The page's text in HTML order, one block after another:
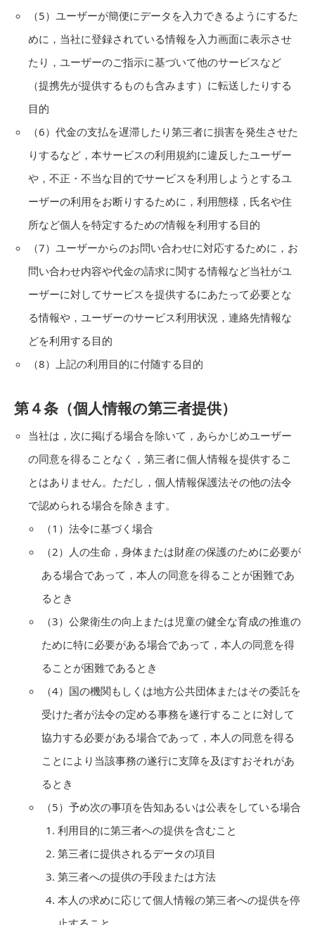
（5）ユーザーが簡便にデータを入力できるようにするた
めに，当社に登録されている情報を入力画面に表示させ
たり，ユーザーのご指示に基づいて他のサービスなど
（提携先が提供するものも含みます）に転送したりする
目的
（6）代金の支払を遅滞したり第三者に損害を発生させた
りするなど，本サービスの利用規約に違反したユーザー
や，不正・不当な目的でサービスを利用しようとするユ
ーザーの利用をお断りするために，利用態様，氏名や住
所など個人を特定するための情報を利用する目的
（7）ユーザーからのお問い合わせに対応するために，お
問い合わせ内容や代金の請求に関する情報など当社がユ
ーザーに対してサービスを提供するにあたって必要とな
る情報や，ユーザーのサービス利用状況，連絡先情報な
どを利用する目的
（8）上記の利用目的に付随する目的
第４条（個人情報の第三者提供）
当社は，次に掲げる場合を除いて，あらかじめユーザー
の同意を得ることなく，第三者に個人情報を提供するこ
とはありません。ただし，個人情報保護法その他の法令
で認められる場合を除きます。
（1）法令に基づく場合
（2）人の生命，身体または財産の保護のために必要が
ある場合であって，本人の同意を得ることが困難であ
るとき
（3）公衆衛生の向上または児童の健全な育成の推進の
ために特に必要がある場合であって，本人の同意を得
ることが困難であるとき
（4）国の機関もしくは地方公共団体またはその委託を
受けた者が法令の定める事務を遂行することに対して
協力する必要がある場合であって，本人の同意を得る
ことにより当該事務の遂行に支障を及ぼすおそれがあ
るとき
（5）予め次の事項を告知あるいは公表をしている場合
利用目的に第三者への提供を含むこと
第三者に提供されるデータの項目
第三者への提供の手段または方法
本人の求めに応じて個人情報の第三者への提供を停